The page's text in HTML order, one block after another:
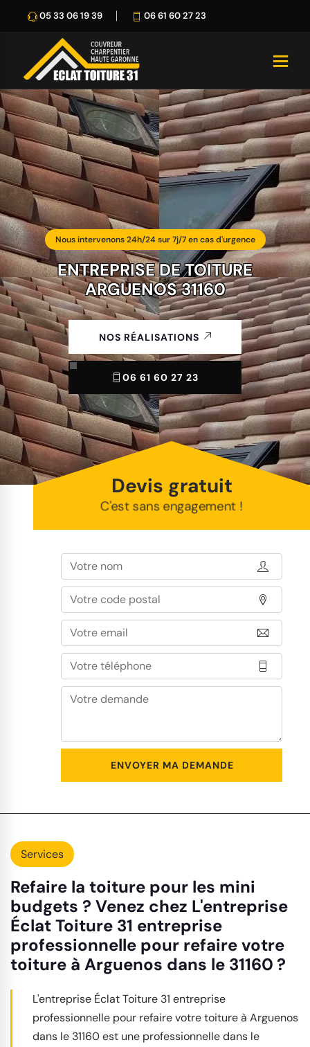
05 33 06 19 39 06 61 60 27 23
Nous intervenons 24h/24 sur 7j/7 en cas d'urgence
ENTREPRISE DE TOITURE
ARGUENOS 31160
NOS RÉALISATIONS
06 61 60 27 23
Devis gratuit
C'est sans engagement !
Services
Refaire la toiture pour les mini
budgets ? Venez chez L'entreprise
Éclat Toiture 31 entreprise
professionnelle pour refaire votre
toiture à Arguenos dans le 31160 ?
L'entreprise Éclat Toiture 31 entreprise
professionnelle pour refaire votre toiture à Arguenos
dans le 31160 est une professionnelle dans le